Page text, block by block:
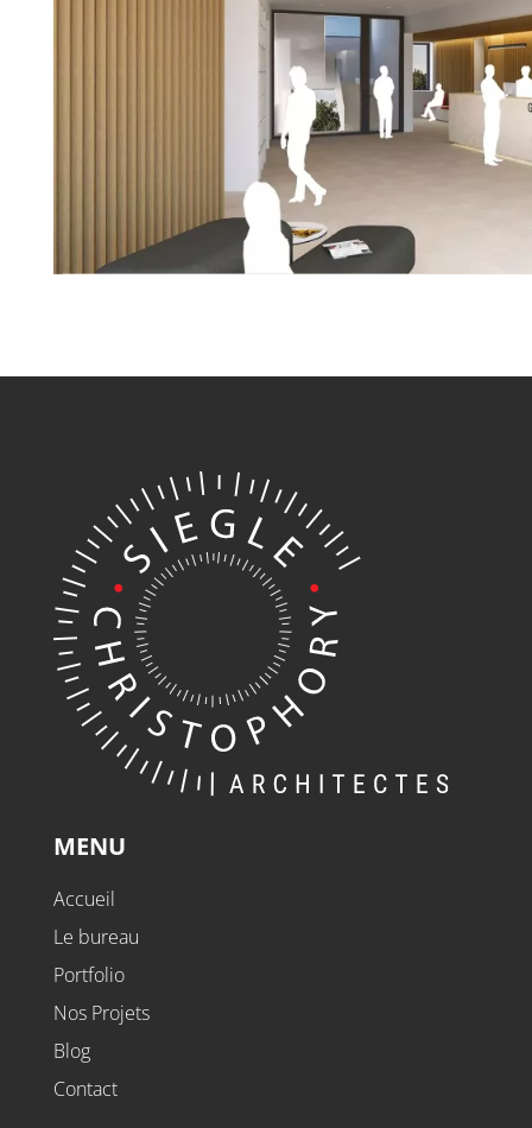
MENU
Accueil
Le bureau
Portfolio
Nos Projets
Blog
Contact